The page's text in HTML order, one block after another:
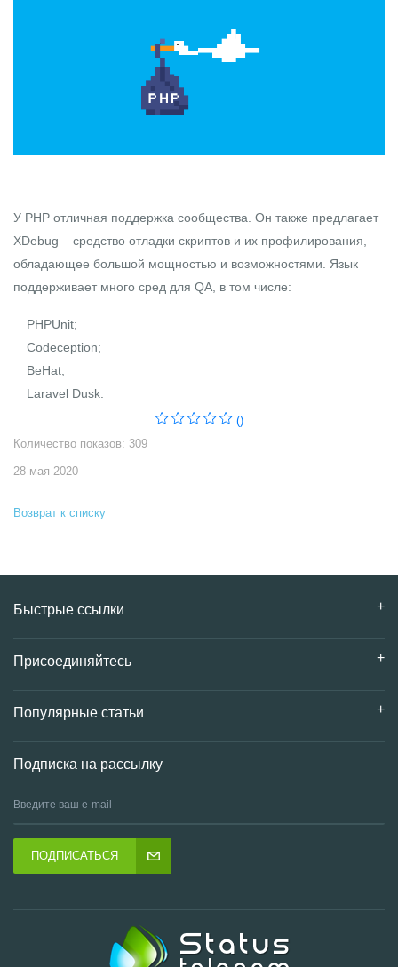
У PHP отличная поддержка сообщества. Он также предлагает
XDebug – средство отладки скриптов и их профилирования,
обладающее большой мощностью и возможностями. Язык
поддерживает много сред для QA, в том числе:
PHPUnit;
Codeception;
BeHat;
Laravel Dusk.
()
Количество показов: 309
28 мая 2020
Возврат к списку
Быстрые ссылки
Присоединяйтесь
Популярные статьи
Подписка на рассылку
ПОДПИСАТЬСЯ